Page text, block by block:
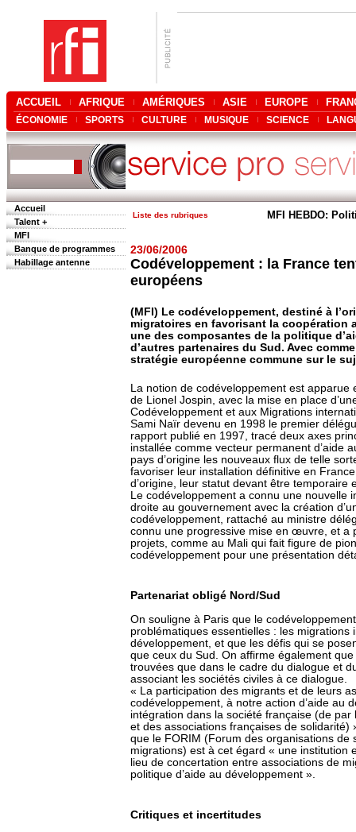
ACCUEIL AFRIQUE AMÉRIQUES ASIE EUROPE
ÉCONOMIE SPORTS CULTURE MUSIQUE SCIENCE
Accueil
Talent +
MFI
Banque de programmes
Habillage antenne
Liste des rubriques MFI HEBDO:
23/06/2006
Codéveloppement : la France
européens
(MFI) Le codéveloppement, destiné à
migratoires en favorisant la coopération
une des composantes de la politique
d’autres partenaires du Sud. Avec
stratégie européenne commune sur le
La notion de codéveloppement est
de Lionel Jospin, avec la mise en place
Codéveloppement et aux Migrations
Sami Naïr devenu en 1998 le premier
rapport publié en 1997, tracé deux axes
installée comme vecteur permanent d’aide
pays d’origine les nouveaux flux de telle
favoriser leur installation définitive en
d’origine, leur statut devant être temporaire
Le codéveloppement a connu une nouvelle
droite au gouvernement avec la création
codéveloppement, rattaché au ministre
connu une progressive mise en œuvre, et a
projets, comme au Mali qui fait figure de
codéveloppement pour une présentation
Partenariat obligé Nord/Sud
On souligne à Paris que le
problématiques essentielles : les
développement, et que les défis qui se
que ceux du Sud. On affirme également
trouvées que dans le cadre du dialogue et
associant les sociétés civiles à ce dialogue.
« La participation des migrants et de leurs
codéveloppement, à notre action d’aide au
intégration dans la société française (de
et des associations françaises de
que le FORIM (Forum des organisations de
migrations) est à cet égard « une institution
lieu de concertation entre associations de
politique d’aide au développement ».
Critiques et incertitudes